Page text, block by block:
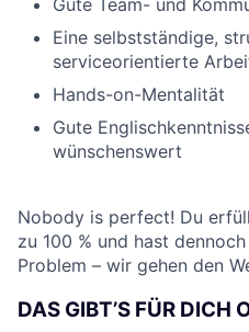
Gute Team- und
Eine selbstständige,
serviceorientierte
Hands-on-Mentalität
Gute
wünschenswert
Nobody is perfect! Du
zu 100 % und hast
Problem – wir gehen den
DAS GIBT’S FÜR DICH